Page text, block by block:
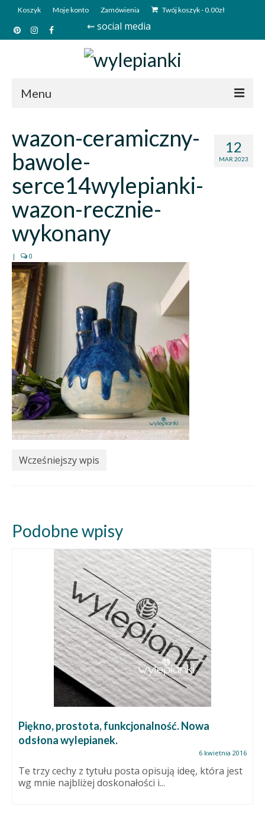
Koszyk Moje konto Zamówienia Twój koszyk-0.00zł
⇜ social media
Menu
Sklep
Kim jesteśmy?
Deutsch
12
MAR 2023
wazon-ceramiczny-
bawole-
serce14wylepianki-
wazon-recznie-
wykonany
| 0
Wcześniejszy wpis
Podobne wpisy
Piękno, prostota, funkcjonalność. Nowa
odsłona wylepianek.
6 kwietnia 2016
Te trzy cechy z tytułu posta opisują ideę, która jest
wg mnie najbliżej doskonałości i...